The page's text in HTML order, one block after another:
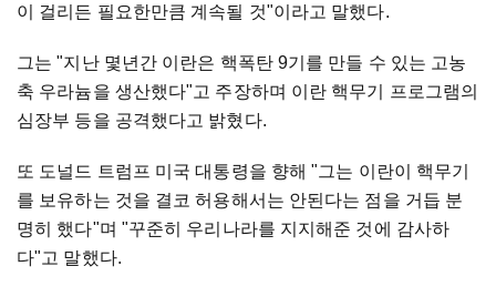
이 걸리든 필요한만큼 계속될 것"이라고 말했다.
그는 "지난 몇년간 이란은 핵폭탄 9기를 만들 수 있는 고농
축 우라늄을 생산했다"고 주장하며 이란 핵무기 프로그램의
심장부 등을 공격했다고 밝혔다.
또 도널드 트럼프 미국 대통령을 향해 "그는 이란이 핵무기
를 보유하는 것을 결코 허용해서는 안된다는 점을 거듭 분
명히 했다"며 "꾸준히 우리나라를 지지해준 것에 감사하
다"고 말했다.